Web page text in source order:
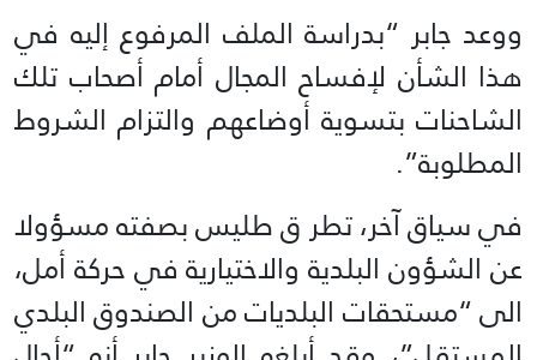
ووعد جابر “بدراسة الملف المرفوع إليه في
هذا الشأن لإفساح المجال أمام أصحاب تلك
الشاحنات بتسوية أوضاعهم والتزام الشروط
المطلوبة”.
في سياق آخر، تطر ق طليس بصفته مسؤولا
عن الشؤون البلدية والاختيارية في حركة أمل،
الى “مستحقات البلديات من الصندوق البلدي